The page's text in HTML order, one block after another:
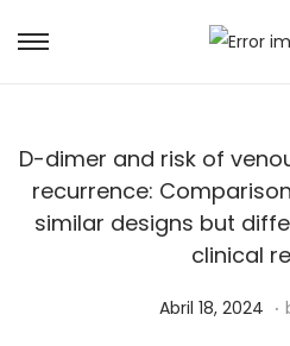
D-dimer and risk of
recurrence:
similar designs but
clinical
Posted on
Abril 18, 2024 M.